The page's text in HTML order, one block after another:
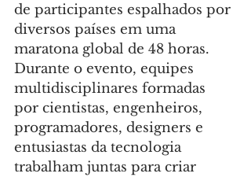
de participantes espalhados por
diversos países em uma
maratona global de 48 horas.
Durante o evento, equipes
multidisciplinares formadas
por cientistas, engenheiros,
programadores, designers e
entusiastas da tecnologia
trabalham juntas para criar